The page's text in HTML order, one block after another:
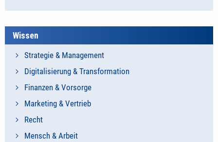
Wissen
Strategie & Management
Digitalisierung & Transformation
Finanzen & Vorsorge
Marketing & Vertrieb
Recht
Mensch & Arbeit